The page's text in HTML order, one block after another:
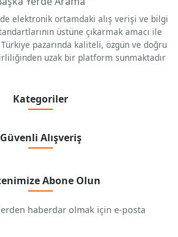
elektronik ortamdaki alış verişi ve bilgi
üstüne çıkarmak amacı ile
pazarında kaliteli, özgün ve doğru
uzak bir platform sunmaktadır
Kategoriler
Güvenli Alışveriş
Abone Olun
haberdar olmak için e-posta